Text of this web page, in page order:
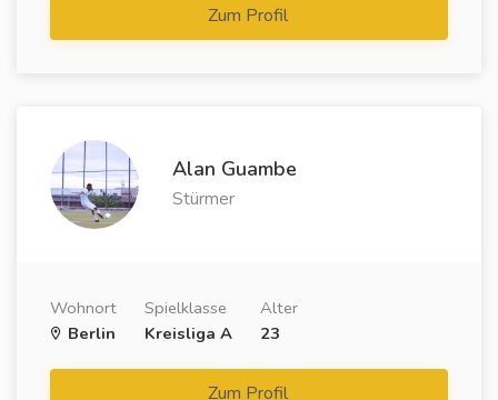
Zum Profil
Alan Guambe
Stürmer
Wohnort
Berlin
Spielklasse
Kreisliga A
Alter
23
Zum Profil